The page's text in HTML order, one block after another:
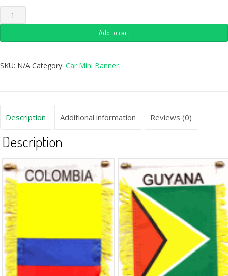
Add to cart
SKU: N/A Category: Car Mini Banner
Description Additional information Reviews (0)
Description